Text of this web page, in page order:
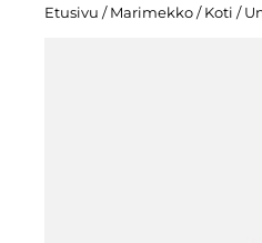
Etusivu /Marimekko/Koti /